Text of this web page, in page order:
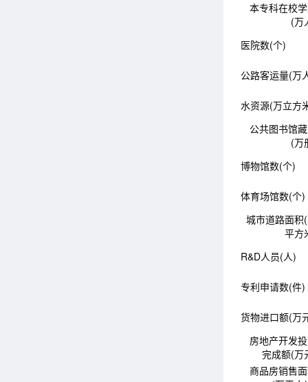
本专科在校
(万
医院数(个)
公路客运量(万
水资源(万立方
公共图书馆
(万
博物馆数(个)
体育场馆数(个)
城市道路面积
平方
R&D人员(人)
专利申请数(件)
货物进口额(万
房地产开发
完成额(万
商品房销售